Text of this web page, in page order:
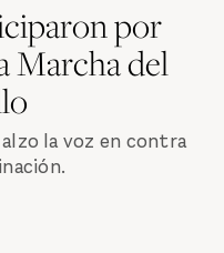
por
Marcha del
la voz en contra